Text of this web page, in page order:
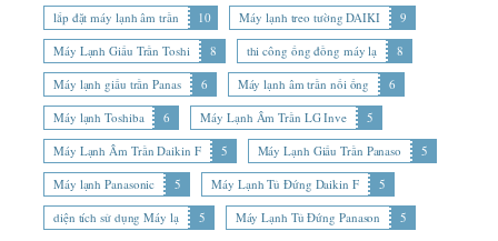
lắp đặt máy lạnh âm trần
10 Máy lạnh treo tường DAIKI
9
Máy Lạnh Giấu Trần Toshi
8 thi công ống đồng máy lạ
8
Máy lạnh giấu trần Panas
6 Máy lạnh âm trần nối ống
6
Máy lạnh Toshiba
6 Máy Lạnh Âm Trần LG Inve
5
Máy Lạnh Âm Trần Daikin F
5 Máy Lạnh Giấu Trần Panaso
5
Máy lạnh Panasonic
5 Máy Lạnh Tủ Đứng Daikin F
5
diện tích sử dụng Máy lạ
5 Máy Lạnh Tủ Đứng Panason 5